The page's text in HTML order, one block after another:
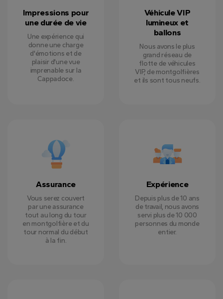
Impressions pour
une durée de vie
Une expérience qui
donne une charge
d'émotions et de
plaisir d'une vue
imprenable sur la
Cappadoce.
Véhicule VIP
lumineux et
ballons
Nous avons le plus
grand réseau de
flotte de véhicules
VIP, de montgolfières
et ils sont tous neufs.
Assurance
Vous serez couvert
par une assurance
tout au long du tour
en montgolfière et du
tour normal du début
à la fin.
Expérience
Depuis plus de 10 ans
de travail, nous avons
servi plus de 10 000
personnes du monde
entier.